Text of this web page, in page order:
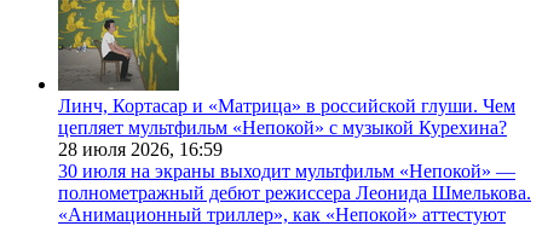
Линч, Кортасар и «Матрица» в российской глуши. Чем
цепляет мультфильм «Непокой» с музыкой Курехина?
28 июля 2026, 16:59
30 июля на экраны выходит мультфильм «Непокой» —
полнометражный дебют режиссера Леонида Шмелькова.
«Анимационный триллер», как «Непокой» аттестуют